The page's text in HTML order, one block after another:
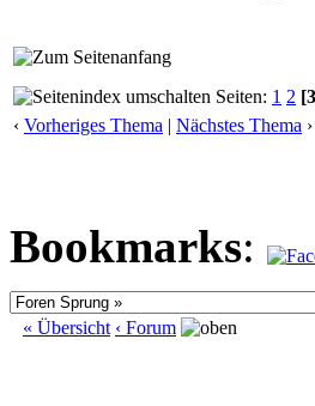
Seiten: 1 2
‹ Vorheriges Thema | Nächstes Thema ›
Bookmarks:
« Übersicht ‹ Forum